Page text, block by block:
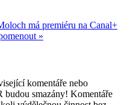
má premiéru na Canal+
»
komentáře nebo
budou smazány! Komentáře